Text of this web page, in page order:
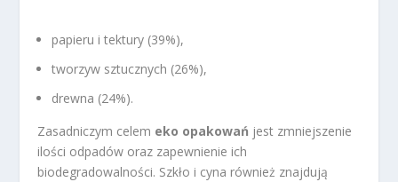
papieru i tektury (39%),
tworzyw sztucznych (26%),
drewna (24%).
Zasadniczym celem eko opakowań jest zmniejszenie
ilości odpadów oraz zapewnienie ich
biodegradowalności. Szkło i cyna również znajdują